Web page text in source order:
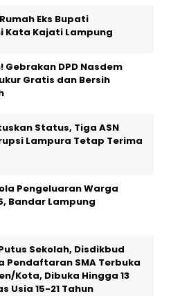
Eks Bupati
Kata Kajati Lampung
Gebrakan DPD Nasdem
Gratis dan Bersih
Status, Tiga ASN
Lampura Tetap Terima
Pengeluaran Warga
Bandar Lampung
Sekolah, Disdikbud
Pendaftaran SMA Terbuka
Kota, Dibuka Hingga 13
Usia 15-21 Tahun